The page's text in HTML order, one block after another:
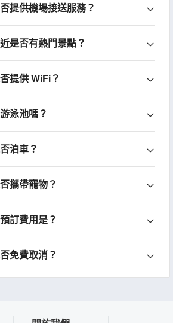
提供機場接送服務？
是否有熱門景點？
提供 WiFi？
泳池嗎？
泊車？
攜帶寵物？
訂費用是？
免費取消？